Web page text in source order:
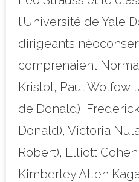
l’Université de Yale
dirigeants
comprenaient
Kristol, Paul
de Donald),
Donald), Victoria
Robert), Elliott
Kimberley Allen